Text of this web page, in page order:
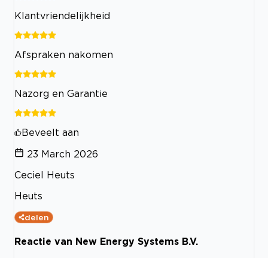
Klantvriendelijkheid
Afspraken nakomen
Nazorg en Garantie
Beveelt aan
23 March 2026
Ceciel Heuts
Heuts
delen
Reactie van New Energy Systems B.V.